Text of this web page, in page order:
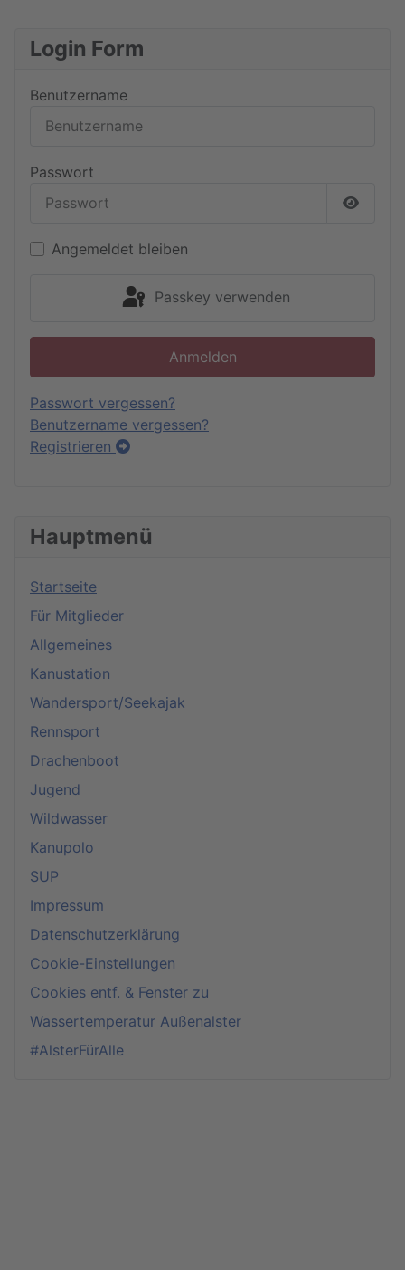
Hauptmenü
Startseite
Für Mitglieder
Allgemeines
Kanustation
Wandersport/Seekajak
Rennsport
Drachenboot
Jugend
Wildwasser
Kanupolo
SUP
Impressum
Datenschutzerklärung
Cookie-Einstellungen
Cookies entf. & Fenster zu
Wassertemperatur Außenalster
#AlsterFürAlle
Login Form
Benutzername
Passwort
Angemeldet bleiben
Passkey verwenden
Anmelden
Passwort vergessen?
Benutzername vergessen?
Registrieren